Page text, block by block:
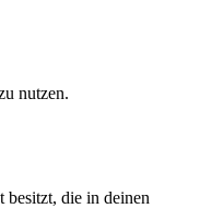
nutzen.
besitzt, die in deinen